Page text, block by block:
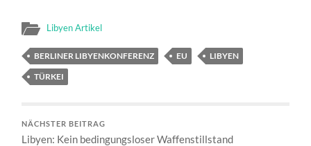
Libyen Artikel
BERLINER LIBYENKONFERENZ EU
LIBYEN
TÜRKEI
NÄCHSTER BEITRAG
Libyen: Kein bedingungsloser Waffenstillstand